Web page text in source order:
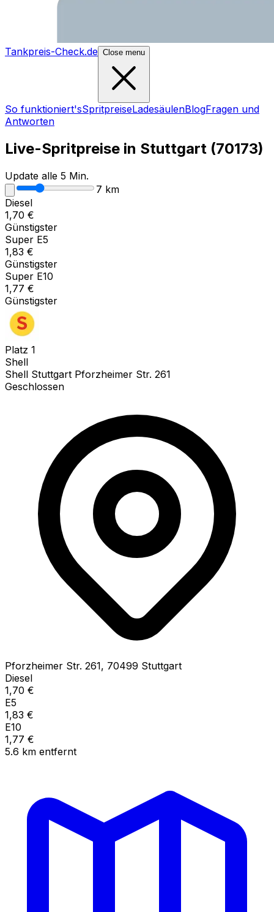
Tankpreis-Check.de Close menu
So funktioniert'sSpritpreiseLadesäulenBlogFragen und
Antworten
Live-Spritpreise in Stuttgart (70173)
Update alle 5 Min.
7 km
Diesel
1,70 €
Günstigster
Super E5
1,83 €
Günstigster
Super E10
1,77 €
Günstigster
Platz 1
Shell
Shell Stuttgart Pforzheimer Str. 261
Geschlossen
Pforzheimer Str. 261, 70499 Stuttgart
Diesel
1,70 €
E5
1,83 €
E10
1,77 €
5.6 km entfernt